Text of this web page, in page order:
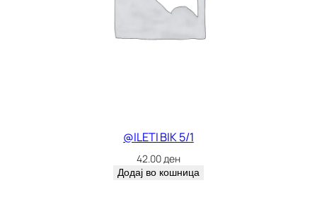
@ILETI BIK 5/1
42.00ден
Додај во кошница